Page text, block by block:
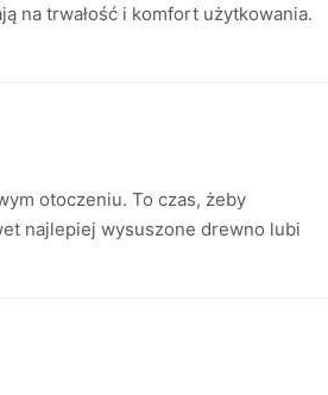
na trwałość i komfort użytkowania.
otoczeniu. To czas, żeby
najlepiej wysuszone drewno lubi